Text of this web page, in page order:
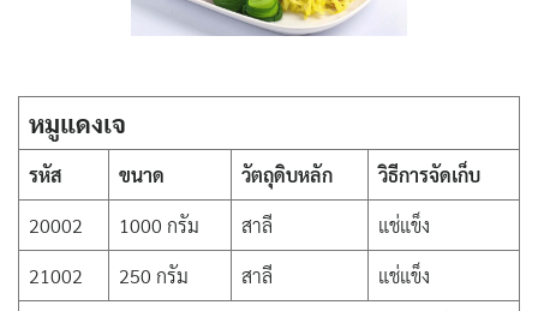
หมูแดงเจ
รหัส ขนาด วัตถุดิบหลัก
วิธีการจัดเก็บ
20002
1000 กรัม สาลี
แช่แข็ง
21002
250 กรัม สาลี
แช่แข็ง